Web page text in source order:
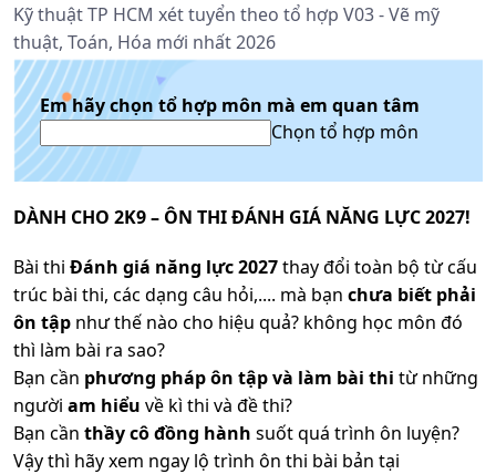
Kỹ thuật TP HCM xét tuyển theo tổ hợp V03 - Vẽ mỹ
thuật, Toán, Hóa mới nhất 2026
Em hãy chọn tổ hợp môn mà em quan tâm
Chọn tổ hợp môn
DÀNH CHO 2K9 – ÔN THI ĐÁNH GIÁ NĂNG LỰC 2027!
Bài thi Đánh giá năng lực 2027thay đổi toàn bộ từ cấu
trúc bài thi, các dạng câu hỏi,.... mà bạn chưa biết phải
ôn tập như thế nào cho hiệu quả? không học môn đó
thì làm bài ra sao?
Bạn cần phương pháp ôn tập và làm bài thi từ những
người am hiểu về kì thi và đề thi?
Bạn cần thầy cô đồng hành suốt quá trình ôn luyện?
Vậy thì hãy xem ngay lộ trình ôn thi bài bản tại